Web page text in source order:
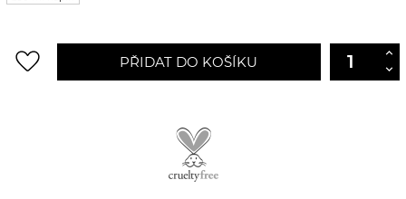
favorite_border PŘIDAT DO KOŠÍKU